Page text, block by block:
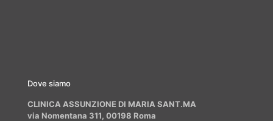
Dove siamo
CLINICA ASSUNZIONE DI MARIA SANT.MA
via Nomentana 311, 00198 Roma